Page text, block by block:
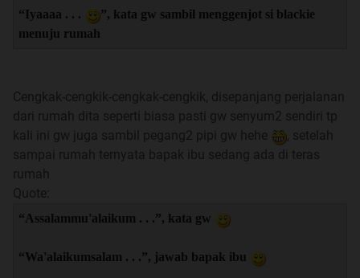
“Iyaaaa . . .
”, kata gw sambil menggenjot si blackie
menuju rumah
Cengkak-cengkik-cengkak-cengkik, disepanjang perjalanan
dari rumah dita seperti biasa pasti gw senyum2 sendiri tp
kali ini gw juga sambil pegang2 pipi gw hehe
, setelah
sampai rumah ternyata bapak ibu sedang ada di teras
rumah
Quote:
“Assalammu'alaikum . . .”, kata gw
“Wa'alaikumsalam . . .”, jawab bapak ibu